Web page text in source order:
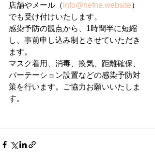
店舗やメール（info@nefne.website）
でも受け付けいたします。
感染予防の観点から、1時間半に短縮
し、事前申し込み制とさせていただき
ます。
マスク着用、消毒、換気、距離確保、
パーテーション設置などの感染予防対
策を行います。ご協力お願いいたしま
す。